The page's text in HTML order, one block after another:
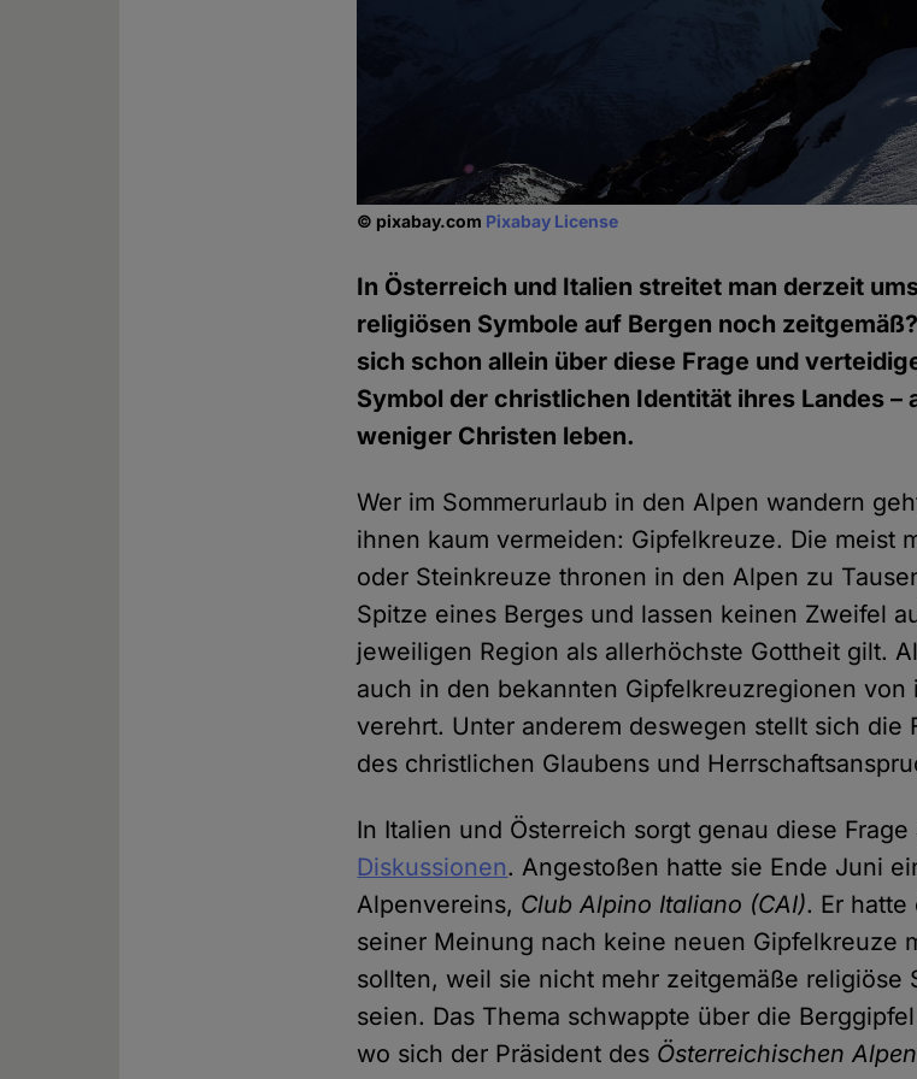
© pixabay.com Pixabay License
In Österreich und Italien streitet man derzeit
religiösen Symbole auf Bergen noch
sich schon allein über diese Frage und
Symbol der christlichen Identität ihres Landes –
weniger Christen leben.
Wer im Sommerurlaub in den Alpen wandern
ihnen kaum vermeiden: Gipfelkreuze. Die meist
oder Steinkreuze thronen in den Alpen zu
Spitze eines Berges und lassen keinen Zweifel
jeweiligen Region als allerhöchste Gottheit gilt.
auch in den bekannten Gipfelkreuzregionen von
verehrt. Unter anderem deswegen stellt sich die
des christlichen Glaubens und
In Italien und Österreich sorgt genau diese
Diskussionen. Angestoßen hatte sie Ende Juni
Alpenvereins, Club Alpino Italiano (CAI). Er
seiner Meinung nach keine neuen Gipfelkreuze
sollten, weil sie nicht mehr zeitgemäße religiöse
seien. Das Thema schwappte über die
wo sich der Präsident des Österreichischen